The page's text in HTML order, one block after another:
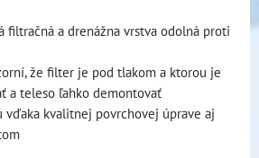
filtračná a drenážna vrstva odolná proti
že filter je pod tlakom a ktorou je
a teleso ľahko demontovať
kvalitnej povrchovej úprave aj